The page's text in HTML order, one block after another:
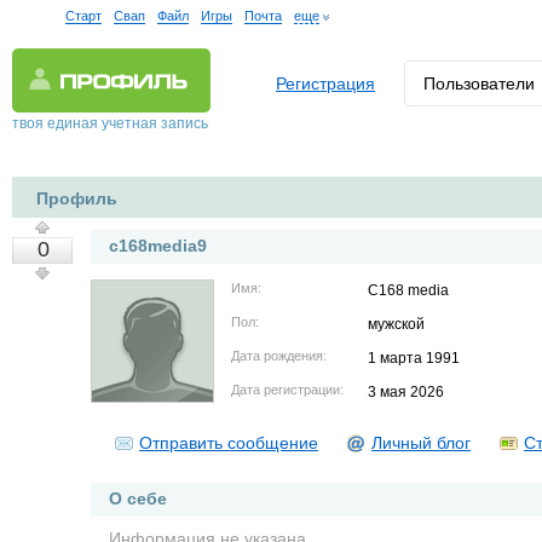
Старт Свап Файл Игры Почта еще
твоя единая учетная запись
Регистрация Пользователи
Профиль
0 c168media9
Имя: C168 media
Пол: мужской
Дата рождения: 1 марта 1991
Дата регистрации: 3 мая 2026
Отправить сообщение Личный блог
О себе